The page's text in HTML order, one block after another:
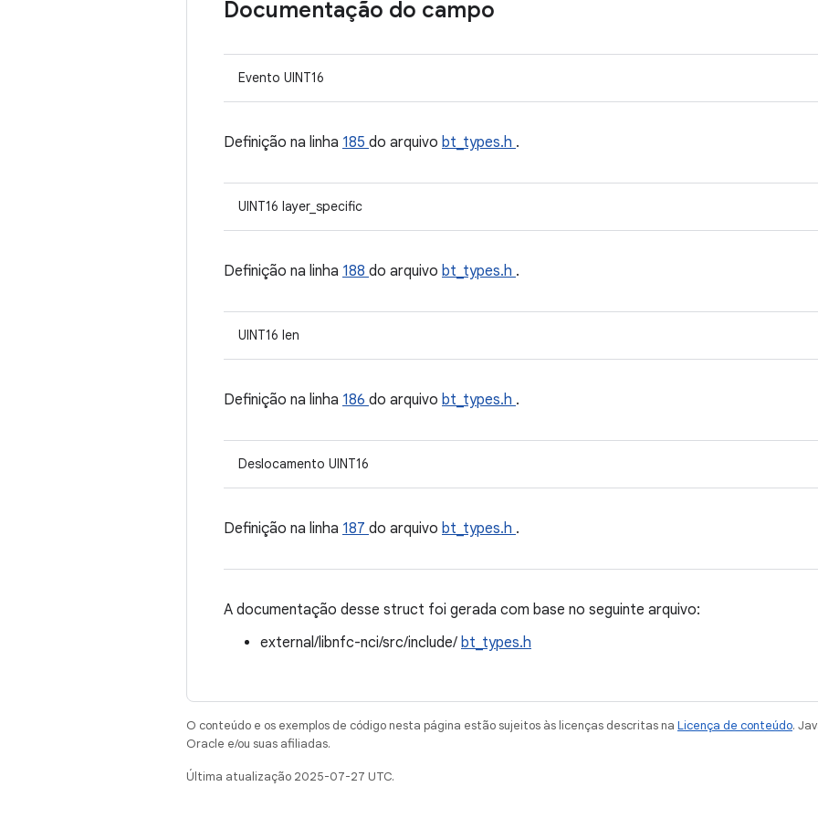
Documentação do campo
Evento UINT16
Definição na linha 185 do arquivo bt_types.h .
UINT16 layer_specific
Definição na linha 188 do arquivo bt_types.h .
UINT16 len
Definição na linha 186 do arquivo bt_types.h .
Deslocamento UINT16
Definição na linha 187 do arquivo bt_types.h .
A documentação desse struct foi gerada com base no seguinte arquivo:
external/libnfc-nci/src/include/ bt_types.h
O conteúdo e os exemplos de código nesta página estão sujeitos às licenças descritas na Licença de conteúdo.
Oracle e/ou suas afiliadas.
Última atualização 2025-07-27 UTC.